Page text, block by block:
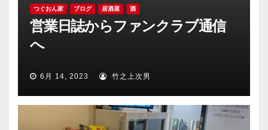
つぐおん家 ブログ 居酒屋 酒
営業日誌からファンクラブ通信
へ
6月 14, 2023 竹之上次男